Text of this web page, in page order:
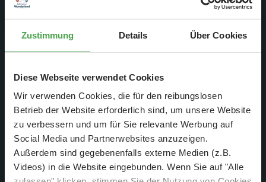
Zustimmung Details Über Cookies
Diese Webseite verwendet Cookies
Wir verwenden Cookies, die für den reibungslosen
Betrieb der Website erforderlich sind, um unsere Website
zu verbessern und um für Sie relevante Werbung auf
Social Media und Partnerwebsites anzuzeigen.
Außerdem sind gegebenenfalls externe Medien (z.B.
Videos) in die Website eingebunden. Wenn Sie auf "Alle
Seit über 20 Jahren herrscht bei uns reger Verkehr auf der
Anlage mit einem bunt gemischten Fuhrpark. Angefangen in
Knuffingen, hat sich die Strecke des Carsystems schnell